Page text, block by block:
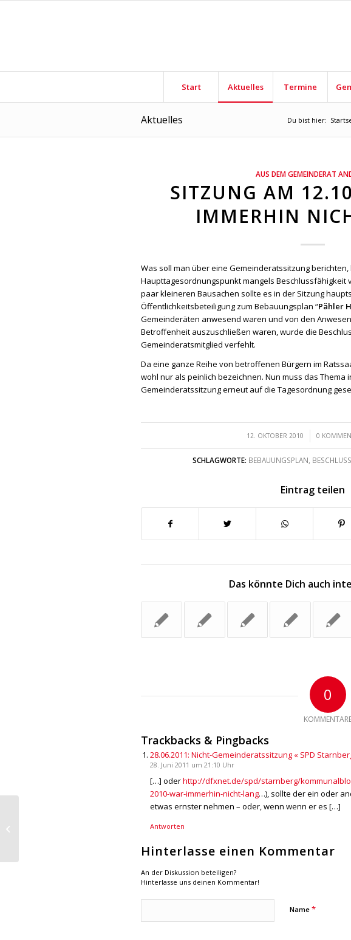
Start Aktuelles Termine
Aktuelles Du bist hier:
AUS DEM GEMEINDERAT
SITZUNG AM
IMMERHIN
Was soll man über eine Gemeinderatssitzung
Haupttagesordnungspunkt mangels Beschlussfähigkeit
paar kleineren Bausachen sollte es in der Sitzung
Öffentlichkeitsbeteiligung zum Bebauungsplan “Pähler
Gemeinderäten anwesend waren und von den
Betroffenheit auszuschließen waren, wurde die
Gemeinderatsmitglied verfehlt.
Da eine ganze Reihe von betroffenen Bürgern im
wohl nur als peinlich bezeichnen. Nun muss das Thema
Gemeinderatssitzung erneut auf die Tagesordnung
12. OKTOBER 2010
/ 0 /
SCHLAGWORTE: BEBAUUNGSPLAN
Eintrag teilen
Das könnte Dich auch
0
Trackbacks & Pingbacks
28.06.2011: Nicht-Gemeinderatssitzung « SPD
28. Juni 2011 um 21:10 Uhr
[…] oderhttp://dfxnet.de/spd/starnberg/
2010-war-immerhin-nicht-lang…), sollte der ein oder
etwas ernster nehmen – oder, wenn wenn er es […]
Antworten
Hinterlasse einen Kommentar
An der Diskussion beteiligen?
Hinterlasse uns deinen Kommentar!
Name *